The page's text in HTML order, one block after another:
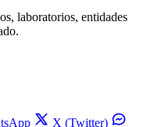
laboratorios, entidades
X (Twitter)